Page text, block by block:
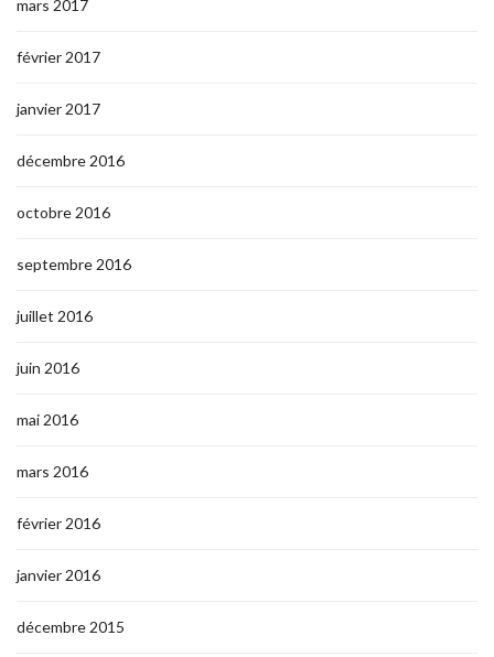
mars 2017
février 2017
janvier 2017
décembre 2016
octobre 2016
septembre 2016
juillet 2016
juin 2016
mai 2016
mars 2016
février 2016
janvier 2016
décembre 2015